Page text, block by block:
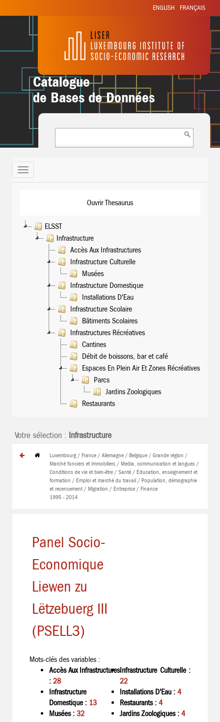
ENGLISH FRANÇAIS
Catalogue
de Bases de Données
Toggle
navigation
Ouvrir Thesaurus
ELSST
Infrastructure
Accès Aux Infrastructures
Infrastructure Culturelle
Musées
Infrastructure Domestique
Installations D'Eau
Infrastructure Scolaire
Bâtiments Scolaires
Infrastructures Récréatives
Cantines
Débit de boissons, bar et café
Espaces En Plein Air Et Zones Récréatives
Parcs
Jardins Zoologiques
Restaurants
Votre sélection : Infrastructure
Luxembourg / France / Allemagne / Belgique / Grande région /
Marché fonciers et immobiliers / Media, communication et langues /
Conditions de vie et bien-être / Santé / Education, enseignement et
formation / Emploi et marché du travail / Population, démographie
et recensement / Migration / Entreprise / Finance
1995 - 2014
Panel Socio-
Economique
Liewen zu
Lëtzebuerg III
(PSELL3)
Mots-clés des variables :
Accès Aux Infrastructures
: 28
Infrastructure Culturelle :
22
Infrastructure
Domestique : 13
Installations D'Eau : 4
Restaurants : 4
Musées : 32 Jardins Zoologiques : 4